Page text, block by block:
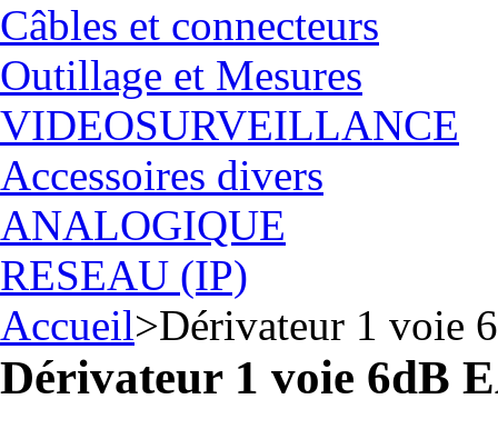
Câbles et connecteurs
Outillage et Mesures
VIDEOSURVEILLANCE
Accessoires divers
ANALOGIQUE
RESEAU (IP)
Accueil>Dérivateur 1 voie
Dérivateur 1 voie 6dB